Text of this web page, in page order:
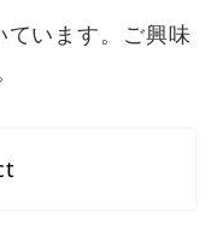
います。ご興味